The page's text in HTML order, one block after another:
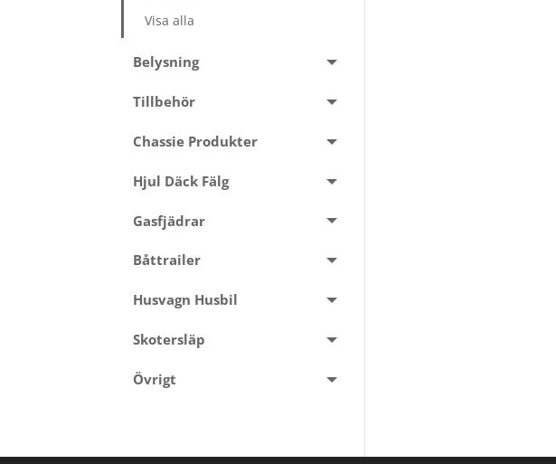
Visa alla
Belysning
Tillbehör
Chassie Produkter
Hjul Däck Fälg
Gasfjädrar
Båttrailer
Husvagn Husbil
Skotersläp
Övrigt